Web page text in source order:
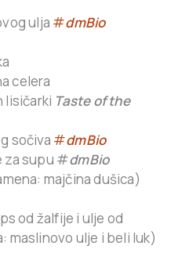
ulja #dmBio
celera
lisičarki Taste of the
sočiva #dmBio
za supu #dmBio
majčina dušica)
od žalfije i ulje od
maslinovo ulje i beli luk)